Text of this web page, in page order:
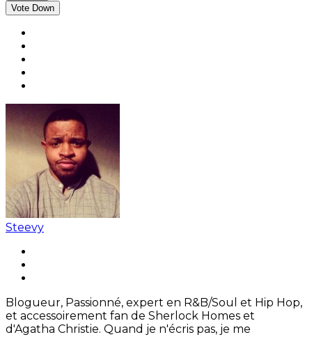
Vote Down
Steevy
Blogueur, Passionné, expert en R&B/Soul et Hip Hop,
et accessoirement fan de Sherlock Homes et
d'Agatha Christie. Quand je n'écris pas, je me